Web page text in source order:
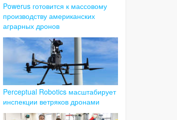
Powerus готовится к массовому
производству американских
аграрных дронов
Perceptual Robotics масштабирует
инспекции ветряков дронами